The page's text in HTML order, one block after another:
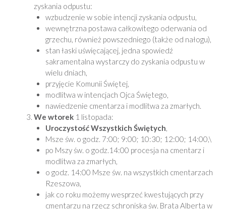
zyskania odpustu:
wzbudzenie w sobie intencji zyskania odpustu,
wewnętrzna postawa całkowitego oderwania od
grzechu, również powszedniego (także od nałogu),
stan łaski uświęcającej, jedna spowiedź
sakramentalna wystarczy do zyskania odpustu w
wielu dniach,
przyjęcie Komunii Świętej,
modlitwa w intencjach Ojca Świętego,
nawiedzenie cmentarza i modlitwa za zmarłych.
We wtorek 1 listopada:
Uroczystość Wszystkich Świętych,
Msze św. o godz. 7:00; 9:00; 10:30; 12:00; 14:00,\
po Mszy św. o godz.14:00 procesja na cmentarz i
modlitwa za zmarłych,
o godz. 14:00 Msze św. na wszystkich cmentarzach
Rzeszowa,
jak co roku możemy wesprzeć kwestujących przy
cmentarzu na rzecz schroniska św. Brata Alberta w